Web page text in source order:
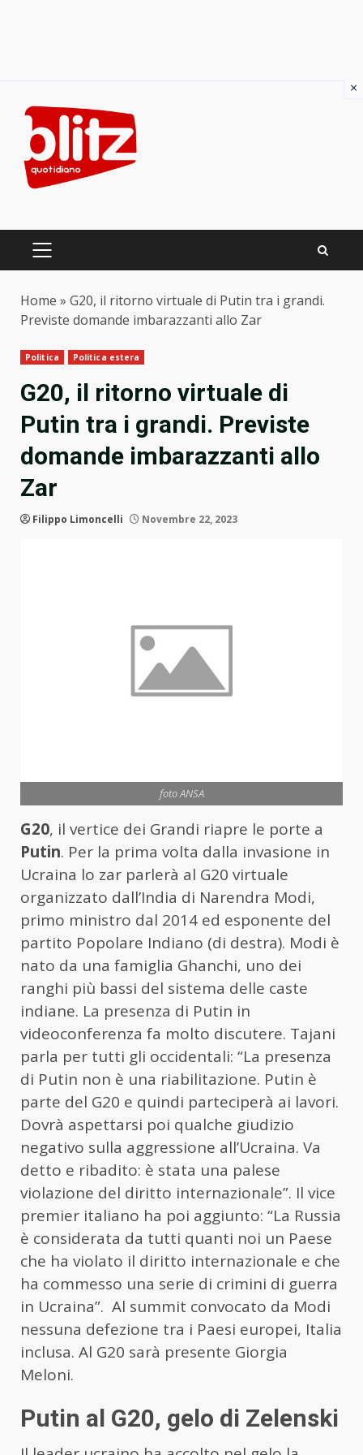
content
PRIMARY
Home » G20, il ritorno virtuale di Putin tra i grandi.
Previste domande imbarazzanti allo Zar
Politica Politica estera
G20, il ritorno virtuale di
Putin tra i grandi. Previste
domande imbarazzanti allo
Zar
Filippo Limoncelli Novembre 22, 2023
foto ANSA
G20, il vertice dei Grandi riapre le porte a
Putin. Per la prima volta dalla invasione in
Ucraina lo zar parlerà al G20 virtuale
organizzato dall’India di Narendra Modi,
primo ministro dal 2014 ed esponente del
partito Popolare Indiano (di destra). Modi è
nato da una famiglia Ghanchi, uno dei
ranghi più bassi del sistema delle caste
indiane. La presenza di Putin in
videoconferenza fa molto discutere. Tajani
parla per tutti gli occidentali: “La presenza
di Putin non è una riabilitazione. Putin è
parte del G20 e quindi parteciperà ai lavori.
Dovrà aspettarsi poi qualche giudizio
negativo sulla aggressione all’Ucraina. Va
detto e ribadito: è stata una palese
violazione del diritto internazionale”. Il vice
premier italiano ha poi aggiunto: “La Russia
è considerata da tutti quanti noi un Paese
che ha violato il diritto internazionale e che
ha commesso una serie di crimini di guerra
in Ucraina”. Al summit convocato da Modi
nessuna defezione tra i Paesi europei, Italia
inclusa. Al G20 sarà presente Giorgia
Meloni.
Putin al G20, gelo di Zelenski
×